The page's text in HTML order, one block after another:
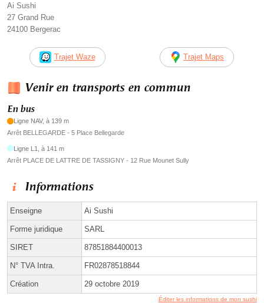
Ai Sushi
27 Grand Rue
24100 Bergerac
Trajet Waze Trajet Maps
Venir en transports en commun
En bus
Ligne NAV, à 139 m
Arrêt BELLEGARDE - 5 Place Bellegarde
Ligne L1, à 141 m
Arrêt PLACE DE LATTRE DE TASSIGNY - 12 Rue Mounet Sully
Informations
Enseigne Ai Sushi
Forme juridique SARL
SIRET 87851884400013
N° TVA Intra. FR02878518844
Création 29 octobre 2019
Éditer les informations de mon sushi